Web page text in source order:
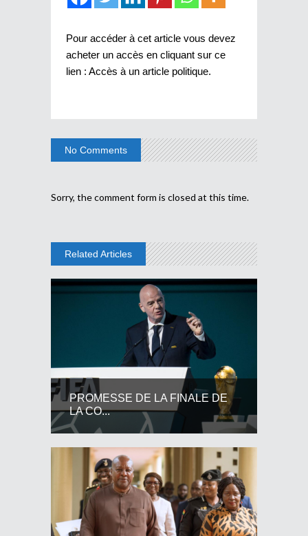
Pour accéder à cet article vous devez
acheter un accès en cliquant sur ce
lien : Accès à un article politique.
No Comments
Sorry, the comment form is closed at this time.
Related Articles
PROMESSE DE LA FINALE DE
LA CO...